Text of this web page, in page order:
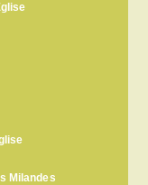
Milandes